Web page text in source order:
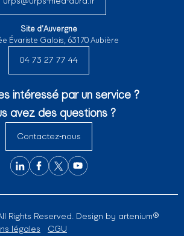
Site d’Auvergne
Évariste Galois, 63170 Aubière
04 73 27 77 44
intéressé par un service ?
avez des questions ?
Contactez-nous
Rights Reserved. Design by artenium®
légales CGU